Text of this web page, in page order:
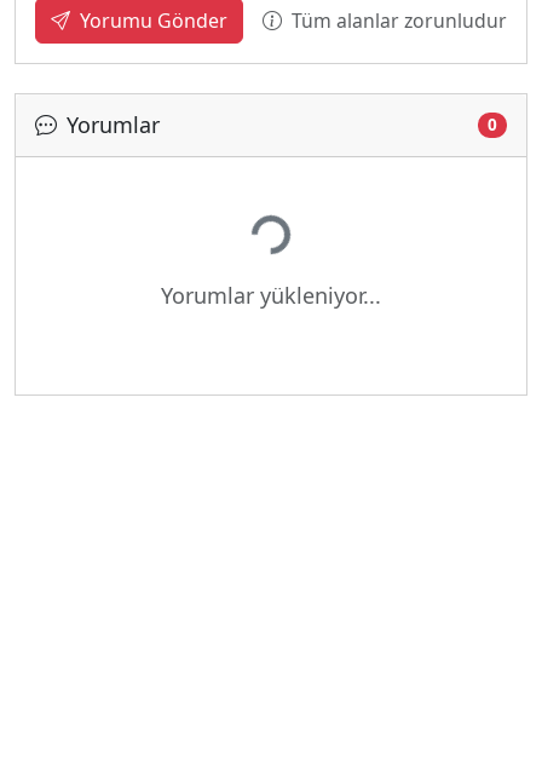
Yorumu Gönder Tüm alanlar zorunludur
Yorumlar 0
Yükleniyor...
Yorumlar yükleniyor...